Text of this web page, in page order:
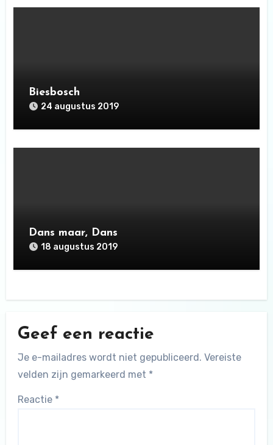
Biesbosch
24 augustus 2019
Dans maar, Dans
18 augustus 2019
Geef een reactie
Je e-mailadres wordt niet gepubliceerd. Vereiste
velden zijn gemarkeerd met *
Reactie *